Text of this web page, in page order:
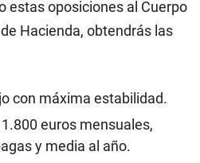
estas oposiciones al Cuerpo
Hacienda, obtendrás las
con máxima estabilidad.
euros mensuales,
y media al año.